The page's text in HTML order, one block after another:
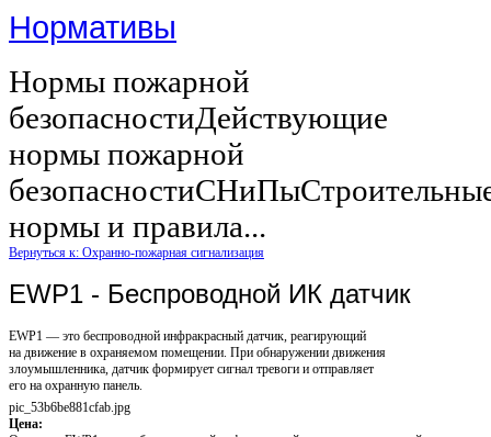
Нормативы
Нормы пожарной
безопасностиДействующие
нормы пожарной
нормы и правила...
Вернуться к: Охранно-пожарная сигнализация
EWP1 - Беспроводной ИК датчик
EWP1 — это беспроводной инфракрасный датчик, реагирующий
на движение в охраняемом помещении. При обнаружении движения
злоумышленника, датчик формирует сигнал тревоги и отправляет
его на охранную панель.
pic_53b6be881cfab.jpg
Цена: